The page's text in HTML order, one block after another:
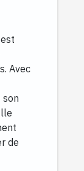
Avec
son
de